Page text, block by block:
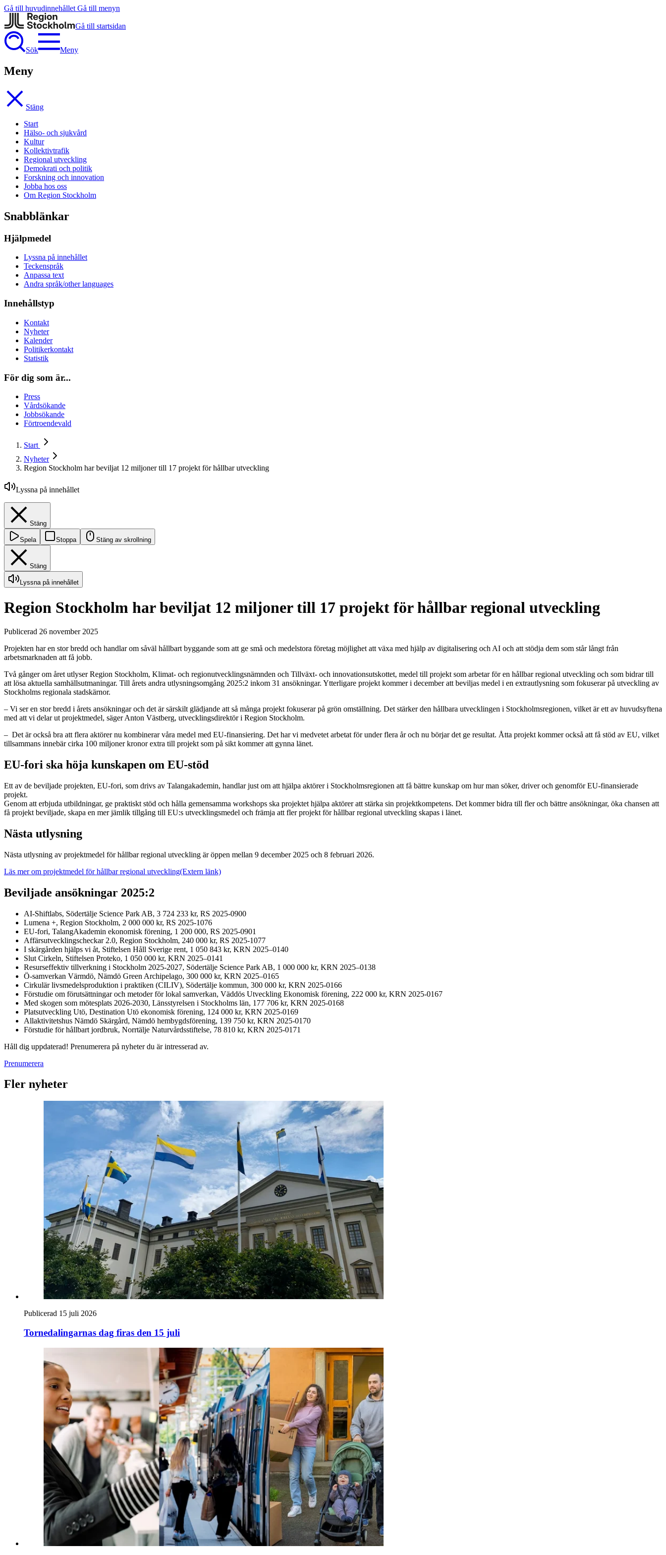
Gå till huvudinnehållet Gå till menyn
Gå till startsidan
Sök Meny
Meny
Stäng
Start
Hälso- och sjukvård
Kultur
Kollektivtrafik
Regional utveckling
Demokrati och politik
Forskning och innovation
Jobba hos oss
Om Region Stockholm
Snabblänkar
Hjälpmedel
Lyssna på innehållet
Teckenspråk
Anpassa text
Andra språk/other languages
Innehållstyp
Kontakt
Nyheter
Kalender
Politikerkontakt
Statistik
För dig som är...
Press
Vårdsökande
Jobbsökande
Förtroendevald
Start
Nyheter
Region Stockholm har beviljat 12 miljoner till 17 projekt för hållbar utveckling
Lyssna på innehållet
Stäng
Spela Stoppa Stäng av skrollning
Stäng
Lyssna på innehållet
Region Stockholm har beviljat 12 miljoner till 17 projekt för hållbar regional utveckling
Publicerad 26 november 2025
Projekten har en stor bredd och handlar om såväl hållbart byggande som att ge små och medelstora företag möjlighet att växa med hjälp av digitalisering och AI och att stödja dem som står långt från
arbetsmarknaden att få jobb.
Två gånger om året utlyser Region Stockholm, Klimat- och regionutvecklingsnämnden och Tillväxt- och innovationsutskottet, medel till projekt som arbetar för en hållbar regional utveckling och som bidrar till
att lösa aktuella samhällsutmaningar. Till årets andra utlysningsomgång 2025:2 inkom 31 ansökningar. Ytterligare projekt kommer i december att beviljas medel i en extrautlysning som fokuserar på utveckling av
Stockholms regionala stadskärnor.
– Vi ser en stor bredd i årets ansökningar och det är särskilt glädjande att så många projekt fokuserar på grön omställning. Det stärker den hållbara utvecklingen i Stockholmsregionen, vilket är ett av huvudsyftena
med att vi delar ut projektmedel, säger Anton Västberg, utvecklingsdirektör i Region Stockholm.
– Det är också bra att flera aktörer nu kombinerar våra medel med EU-finansiering. Det har vi medvetet arbetat för under flera år och nu börjar det ge resultat. Åtta projekt kommer också att få stöd av EU, vilket
tillsammans innebär cirka 100 miljoner kronor extra till projekt som på sikt kommer att gynna länet.
EU-fori ska höja kunskapen om EU-stöd
Ett av de beviljade projekten, EU-fori, som drivs av Talangakademin, handlar just om att hjälpa aktörer i Stockholmsregionen att få bättre kunskap om hur man söker, driver och genomför EU-finansierade
projekt.
Genom att erbjuda utbildningar, ge praktiskt stöd och hålla gemensamma workshops ska projektet hjälpa aktörer att stärka sin projektkompetens. Det kommer bidra till fler och bättre ansökningar, öka chansen att
få projekt beviljade, skapa en mer jämlik tillgång till EU:s utvecklingsmedel och främja att fler projekt för hållbar regional utveckling skapas i länet.
Nästa utlysning
Nästa utlysning av projektmedel för hållbar regional utveckling är öppen mellan 9 december 2025 och 8 februari 2026.
Läs mer om projektmedel för hållbar regional utveckling(Extern länk)
Beviljade ansökningar 2025:2
AI-Shiftlabs, Södertälje Science Park AB, 3 724 233 kr, RS 2025-0900
Lumena +, Region Stockholm, 2 000 000 kr, RS 2025-1076
EU-fori, TalangAkademin ekonomisk förening, 1 200 000, RS 2025-0901
Affärsutvecklingscheckar 2.0, Region Stockholm, 240 000 kr, RS 2025-1077
I skärgården hjälps vi åt, Stiftelsen Håll Sverige rent, 1 050 843 kr, KRN 2025–0140
Slut Cirkeln, Stiftelsen Proteko, 1 050 000 kr, KRN 2025–0141
Resurseffektiv tillverkning i Stockholm 2025-2027, Södertälje Science Park AB, 1 000 000 kr, KRN 2025–0138
Ö-samverkan Värmdö, Nämdö Green Archipelago, 300 000 kr, KRN 2025–0165
Cirkulär livsmedelsproduktion i praktiken (CILIV), Södertälje kommun, 300 000 kr, KRN 2025-0166
Förstudie om förutsättningar och metoder för lokal samverkan, Väddös Utveckling Ekonomisk förening, 222 000 kr, KRN 2025-0167
Med skogen som mötesplats 2026-2030, Länsstyrelsen i Stockholms län, 177 706 kr, KRN 2025-0168
Platsutveckling Utö, Destination Utö ekonomisk förening, 124 000 kr, KRN 2025-0169
Allaktivitetshus Nämdö Skärgård, Nämdö hembygdsförening, 139 750 kr, KRN 2025-0170
Förstudie för hållbart jordbruk, Norrtälje Naturvårdsstiftelse, 78 810 kr, KRN 2025-0171
Håll dig uppdaterad! Prenumerera på nyheter du är intresserad av.
Prenumerera
Fler nyheter
Publicerad 15 juli 2026
Tornedalingarnas dag firas den 15 juli